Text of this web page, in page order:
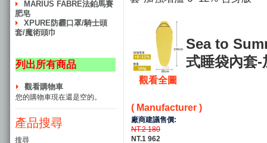
MARIUS FABRE法鉑馬賽
肥皂
XPURE防霾口罩/騎士頭
套/魔術頭巾
列出所有商品
觀看購物車
您的購物車現在還是空的。
產品搜尋
搜尋
觀看全圖
Sea to
式睡袋內套-
( Manufacturer )
廠商建議售價:
NT.2 180
NT.1 962